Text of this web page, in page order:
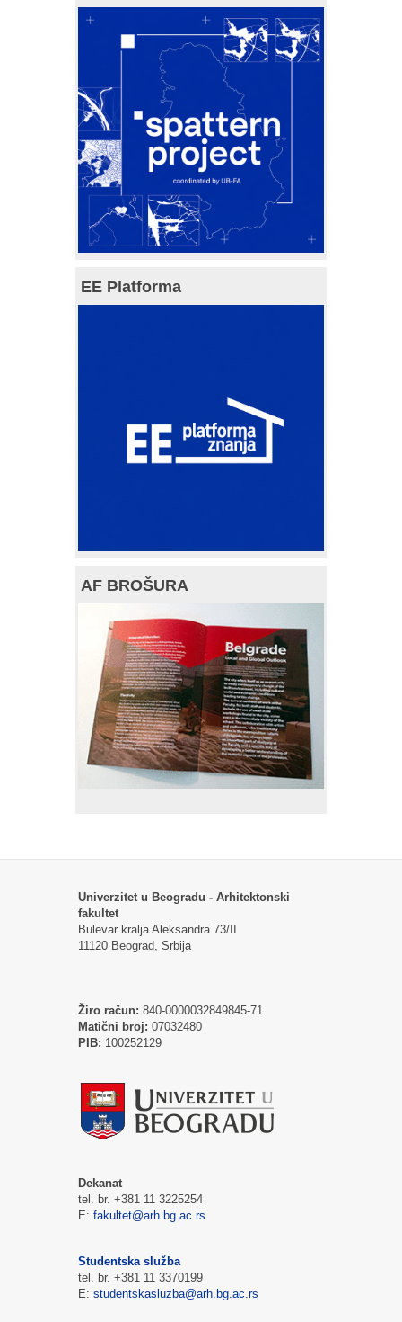
EE Platforma
AF BROŠURA
Univerzitet u Beogradu - Arhitektonski
fakultet
Bulevar kralja Aleksandra 73/II
11120 Beograd, Srbija
Žiro račun: 840-0000032849845-71
Matični broj: 07032480
PIB: 100252129
Dekanat
tel. br. +381 11 3225254
E: fakultet@arh.bg.ac.rs
Studentska služba
tel. br. +381 11 3370199
E: studentskasluzba@arh.bg.ac.rs